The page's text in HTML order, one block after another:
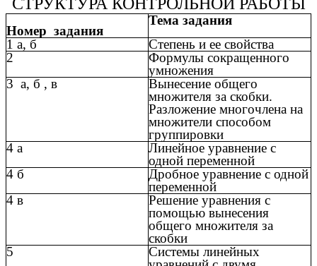
Номер задания
Тема задания
1 а, б
Степень и ее свойства
2
Формулы сокращенного
умножения
3 а, б , в
Вынесение общего
множителя за скобки.
Разложение многочлена на
множители способом
группировки
4 а
Линейное уравнение с
одной переменной
4 б
Дробное уравнение с одной
переменной
4 в
Решение уравнения с
помощью вынесения
общего множителя за
скобки
5
Системы линейных